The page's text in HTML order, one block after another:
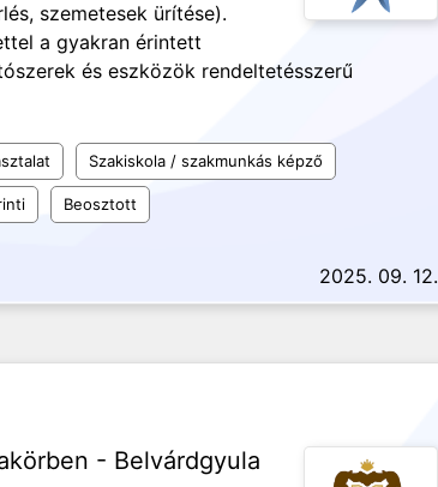
szemetesek ürítése).
a gyakran érintett
és eszközök rendeltetésszerű
Szakiskola / szakmunkás képző
Beosztott
2025. 09. 12.
- Belvárdgyula